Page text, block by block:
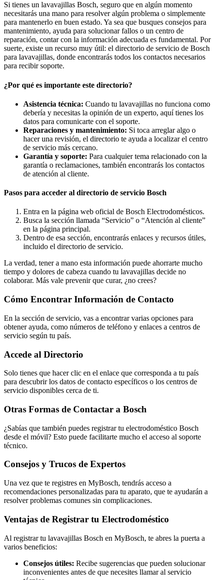
Si tienes un lavavajillas Bosch, seguro que en algún momento
necesitarás una mano para resolver algún problema o simplemente
para mantenerlo en buen estado. Ya sea que busques consejos para
mantenimiento, ayuda para solucionar fallos o un centro de
reparación, contar con la información adecuada es fundamental. Por
suerte, existe un recurso muy útil: el directorio de servicio de Bosch
para lavavajillas, donde encontrarás todos los contactos necesarios
para recibir soporte.
¿Por qué es importante este directorio?
Asistencia técnica: Cuando tu lavavajillas no funciona como
debería y necesitas la opinión de un experto, aquí tienes los
datos para comunicarte con el soporte.
Reparaciones y mantenimiento: Si toca arreglar algo o
hacer una revisión, el directorio te ayuda a localizar el centro
de servicio más cercano.
Garantía y soporte: Para cualquier tema relacionado con la
garantía o reclamaciones, también encontrarás los contactos
de atención al cliente.
Pasos para acceder al directorio de servicio Bosch
Entra en la página web oficial de Bosch Electrodomésticos.
Busca la sección llamada “Servicio” o “Atención al cliente”
en la página principal.
Dentro de esa sección, encontrarás enlaces y recursos útiles,
incluido el directorio de servicio.
La verdad, tener a mano esta información puede ahorrarte mucho
tiempo y dolores de cabeza cuando tu lavavajillas decide no
colaborar. Más vale prevenir que curar, ¿no crees?
Cómo Encontrar Información de Contacto
En la sección de servicio, vas a encontrar varias opciones para
obtener ayuda, como números de teléfono y enlaces a centros de
servicio según tu país.
Accede al Directorio
Solo tienes que hacer clic en el enlace que corresponda a tu país
para descubrir los datos de contacto específicos o los centros de
servicio disponibles cerca de ti.
Otras Formas de Contactar a Bosch
¿Sabías que también puedes registrar tu electrodoméstico Bosch
desde el móvil? Esto puede facilitarte mucho el acceso al soporte
técnico.
Consejos y Trucos de Expertos
Una vez que te registres en MyBosch, tendrás acceso a
recomendaciones personalizadas para tu aparato, que te ayudarán a
resolver problemas comunes sin complicaciones.
Ventajas de Registrar tu Electrodoméstico
Al registrar tu lavavajillas Bosch en MyBosch, te abres la puerta a
varios beneficios:
Consejos útiles: Recibe sugerencias que pueden solucionar
inconvenientes antes de que necesites llamar al servicio